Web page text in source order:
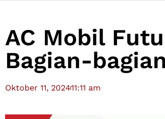
AC Mobil
Bagian-
Oktober 11, 202411:11 am